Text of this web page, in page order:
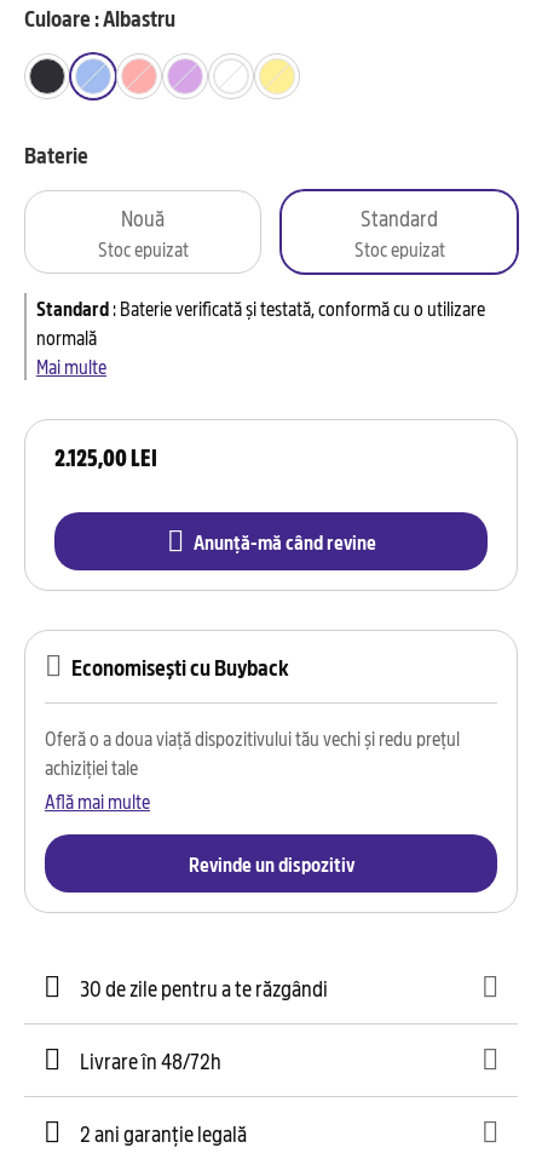
2.125,00 LEI
Anunță-mă când revine
Culoare : Albastru
Baterie
Nouă
Stoc epuizat
Standard
Stoc epuizat
Standard:Baterie verificată și testată, conformă cu o utilizare
normală
Mai multe
Economisești cu Buyback
Oferă o a doua viață dispozitivului tău vechi și redu prețul
achiziției tale
Află mai multe
Revinde un dispozitiv
30 de zile pentru a te răzgândi
Livrare în 48/72h
2 ani garanție legală